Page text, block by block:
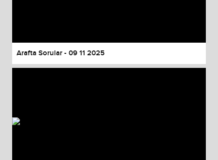
Arafta Sorular - 09 11 2025